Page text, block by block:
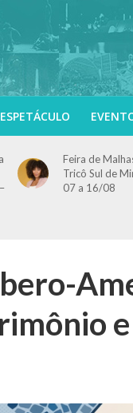
ESPETÁCULO
Feira de
Tricô Sul de
07 a 16/08